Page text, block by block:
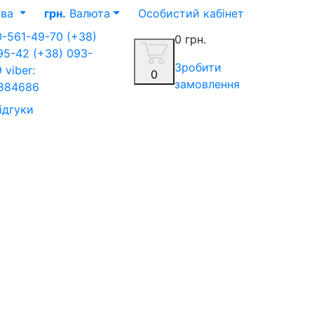
грн. Валюта
Особистий кабінет
561-49-70 (+38)
42 (+38) 093-
viber:
0
0 грн.
Зробити
замовлення